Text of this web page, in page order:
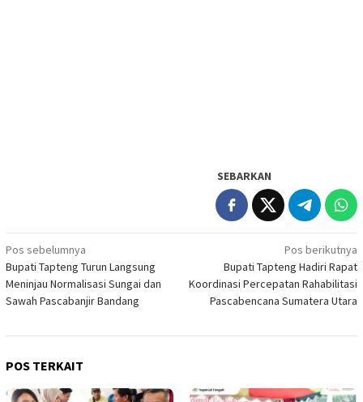
SEBARKAN
Navigasi
pos
Pos sebelumnya
Bupati Tapteng Turun Langsung
Meninjau Normalisasi Sungai dan
Sawah Pascabanjir Bandang
Pos berikutnya
Bupati Tapteng Hadiri Rapat
Koordinasi Percepatan Rahabilitasi
Pascabencana Sumatera Utara
POS TERKAIT